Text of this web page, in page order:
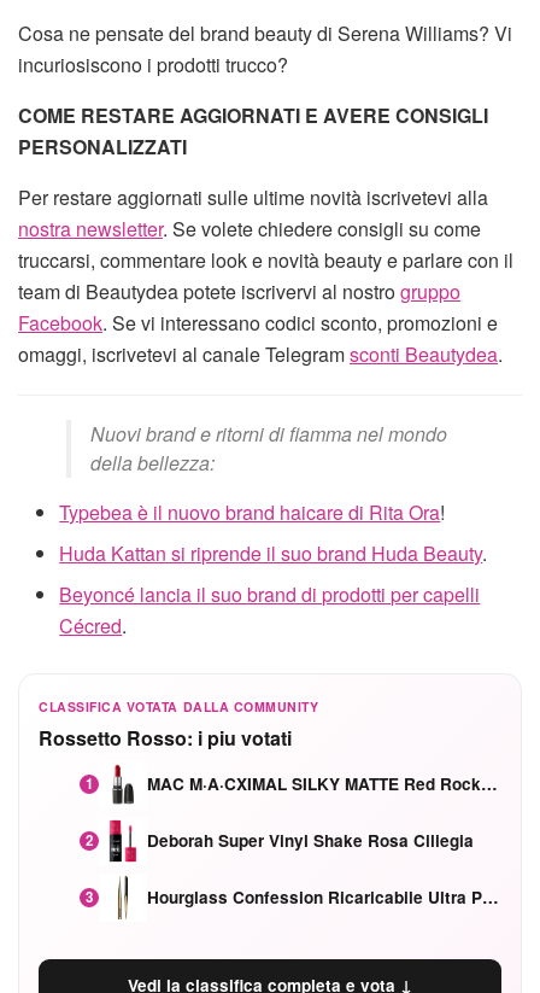
Cosa ne pensate del brand beauty di Serena Williams? Vi
incuriosiscono i prodotti trucco?
COME RESTARE AGGIORNATI E AVERE CONSIGLI
PERSONALIZZATI
Per restare aggiornati sulle ultime novità iscrivetevi alla
nostra newsletter. Se volete chiedere consigli su come
truccarsi, commentare look e novità beauty e parlare con il
team di Beautydea potete iscrivervi al nostrogruppo
Facebook. Se vi interessano codici sconto, promozioni e
omaggi, iscrivetevi al canale Telegramsconti Beautydea.
Nuovi brand e ritorni di fiamma nel mondo
della bellezza:
Typebea è il nuovo brand haicare di Rita Ora!
Huda Kattan si riprende il suo brand Huda Beauty.
Beyoncé lancia il suo brand di prodotti per capelli
Cécred.
CLASSIFICA VOTATA DALLA COMMUNITY
Rossetto Rosso: i piu votati
1 MAC M·A·CXIMAL SILKY MATTE Red Rock mat
2 Deborah Super Vinyl Shake Rosa Ciliegia
3 Hourglass Confession Ricaricabile Ultra Preciso Ad Alta Intensità Secretly Classic Red
Vedi la classifica completa e vota ↓